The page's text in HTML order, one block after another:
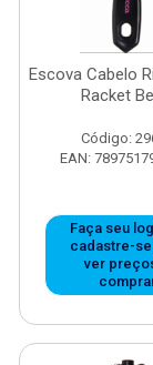
Escova Cabelo
Racket
Código:
EAN:
Faça seu
cadastre-
ver